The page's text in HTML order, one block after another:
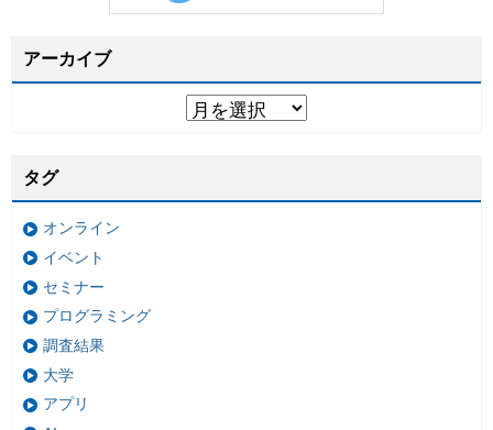
アーカイブ
タグ
オンライン
イベント
セミナー
プログラミング
調査結果
大学
アプリ